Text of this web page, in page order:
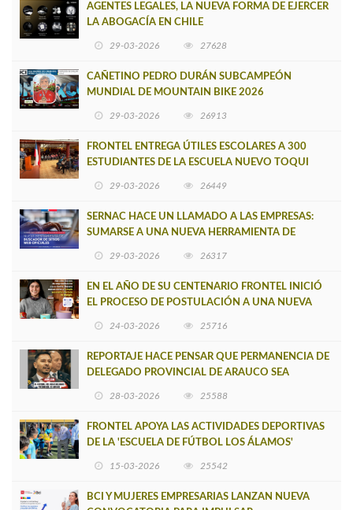
AGENTES LEGALES, LA NUEVA FORMA DE EJERCER
LA ABOGACÍA EN CHILE
29-03-2026 27628
CAÑETINO PEDRO DURÁN SUBCAMPEÓN
MUNDIAL DE MOUNTAIN BIKE 2026
29-03-2026 26913
FRONTEL ENTREGA ÚTILES ESCOLARES A 300
ESTUDIANTES DE LA ESCUELA NUEVO TOQUI
29-03-2026 26449
SERNAC HACE UN LLAMADO A LAS EMPRESAS:
SUMARSE A UNA NUEVA HERRAMIENTA DE
29-03-2026 26317
EN EL AÑO DE SU CENTENARIO FRONTEL INICIÓ
EL PROCESO DE POSTULACIÓN A UNA NUEVA
24-03-2026 25716
REPORTAJE HACE PENSAR QUE PERMANENCIA DE
DELEGADO PROVINCIAL DE ARAUCO SEA
28-03-2026 25588
FRONTEL APOYA LAS ACTIVIDADES DEPORTIVAS
DE LA 'ESCUELA DE FÚTBOL LOS ÁLAMOS'
15-03-2026 25542
BCI Y MUJERES EMPRESARIAS LANZAN NUEVA